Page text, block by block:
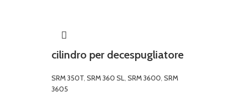
cilindro per decespugliatore
SRM 350T, SRM 360 SL, SRM 3600, SRM
3605